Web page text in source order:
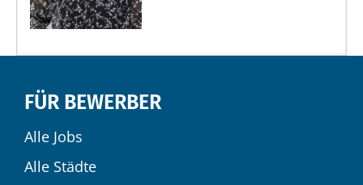
FÜR BEWERBER
Alle Jobs
Alle Städte